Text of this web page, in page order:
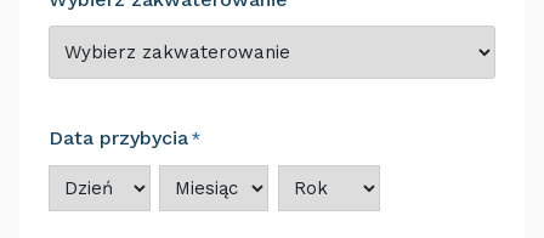
Data przybycia *
Dzień Miesiąc Rok